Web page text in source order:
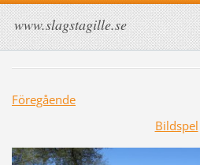
www.slagstagille.se
Föregående
Bildspel